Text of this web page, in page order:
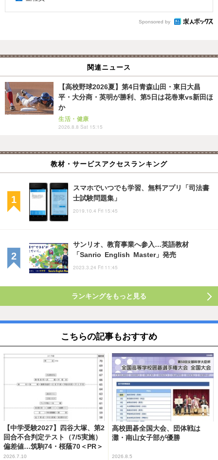
Sponsored by
関連ニュース
【高校野球2026夏】第4日青森山田・東日大昌
平・大分商・英明が勝利、第5日は花巻東vs新田ほ
か
生活・健康
2026.8.8 Sat 15:15
教材・サービスアクセスランキング
スマホでいつでも学習、無料アプリ「司法書
士試験問題集」
2019.10.4 Fri 15:45
サンリオ、教育事業へ参入…英語教材
「Sanrio English Master」発売
2023.3.24 Fri 11:45
ランキングをもっと見る
こちらの記事もおすすめ
【中学受験2027】四谷大塚、第2
回合不合判定テスト（7/5実施）
偏差値…筑駒74・桜蔭70＜PR＞
2026.7.10
高校囲碁全国大会、団体戦は
灘・南山女子部が優勝
2026.8.5